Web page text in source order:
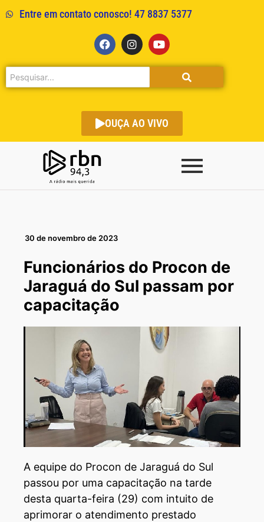
Entre em contato conosco! 47 8837 5377
OUÇA AO VIVO
30 de novembro de 2023
Funcionários do Procon de
Jaraguá do Sul passam por
capacitação
A equipe do Procon de Jaraguá do Sul
passou por uma capacitação na tarde
desta quarta-feira (29) com intuito de
aprimorar o atendimento prestado